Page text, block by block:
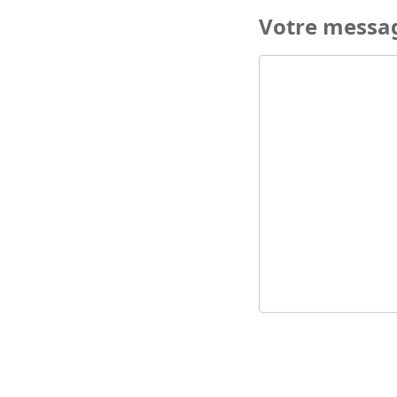
Votre